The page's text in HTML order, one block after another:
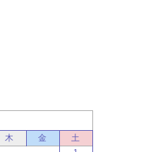
木 金
土